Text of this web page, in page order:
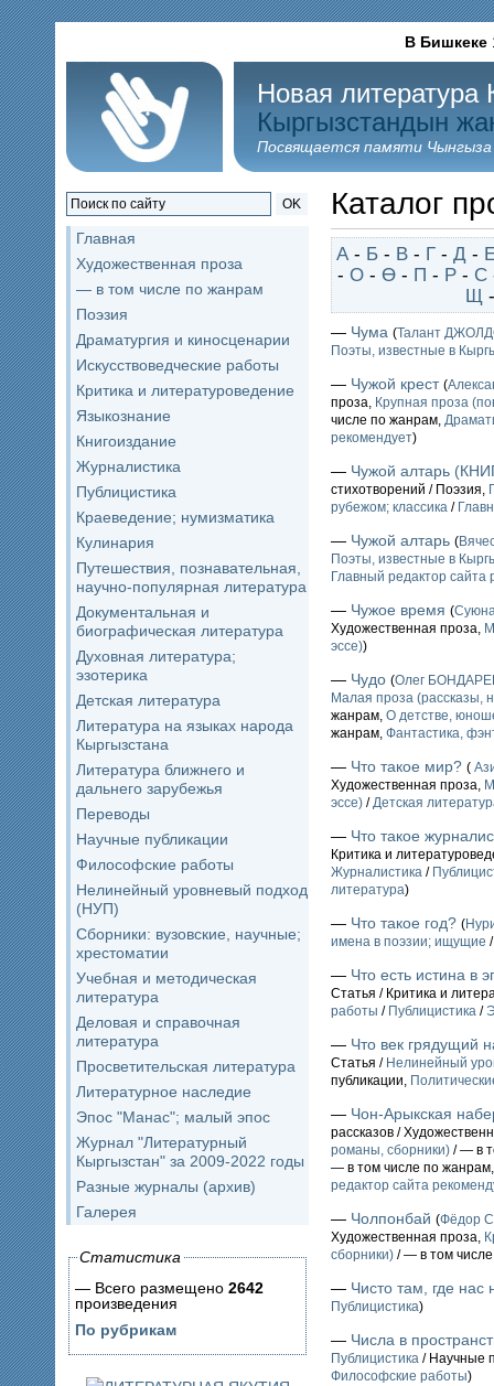
В Бишкеке
Новая литература
Кыргызстандын
Посвящается памяти
OK
Главная
Художественная проза
— в том числе по жанрам
Поэзия
Драматургия и киносценарии
Искусствоведческие работы
Критика и литературоведение
Языкознание
Книгоиздание
Журналистика
Публицистика
Краеведение; нумизматика
Кулинария
Путешествия, познавательная,
научно-популярная литература
Документальная и
биографическая литература
Духовная литература;
эзотерика
Детская литература
Литература на языках народа
Кыргызстана
Литература ближнего и
дальнего зарубежья
Переводы
Научные публикации
Философские работы
Нелинейный уровневый подход
(НУП)
Сборники: вузовские, научные;
хрестоматии
Учебная и методическая
литература
Деловая и справочная
литература
Просветительская литература
Литературное наследие
Эпос "Манас"; малый эпос
Журнал "Литературный
Кыргызстан" за 2009-2022 годы
Разные журналы (архив)
Галерея
Статистика
— Всего размещено 2642
произведения
По рубрикам
Каталог
А - Б - В - Г - Д -
- О- Ө- П - Р- С
Щ
— Чума (Талант
Поэты, известные в
— Чужой крест (
проза, Крупная проза
числе по жанрам,
рекомендует)
— Чужой алтарь
стихотворений / Поэзия,
рубежом; классика /
— Чужой алтарь (
Поэты, известные в
Главный редактор сайта
— Чужое время (
Художественная проза,
эссе))
— Чудо (Олег
Малая проза (рассказы,
жанрам, О детстве,
жанрам, Фантастика,
— Что такое мир? (
Художественная проза,
эссе) /Детская
— Что такое
Критика и
Журналистика /
литература)
— Что такое год? (
имена в поэзии; ищущие
— Что есть истина в
Статья / Критика и
работы / Публицистика /
— Что век грядущий
Статья / Нелинейный
публикации,
— Чон-Арыкская
рассказов /
романы, сборники) / — в
— в том числе по
редактор сайта
— Чолпонбай (Фёдор
Художественная проза,
сборники) / — в том
— Чисто там, где нас
Публицистика)
— Числа в
Публицистика / Научные
Философские работы)